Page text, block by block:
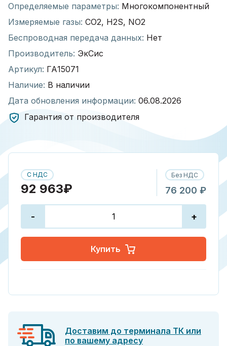
Определяемые параметры: Многокомпонентный
Измеряемые газы: CO2, H2S, NO2
Беспроводная передача данных: Нет
Производитель: ЭкСис
Артикул: ГА15071
Наличие: В наличии
Дата обновления информации: 06.08.2026
Гарантия от производителя
С НДС
92 963₽
Без НДС
76 200 ₽
- +
Купить
Доставим до терминала ТК или
по вашему адресу